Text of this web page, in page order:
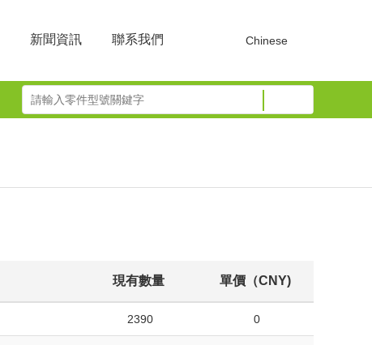
Chinese
新聞資訊 聯系我們
現有數量 單價（CNY)
2390 0